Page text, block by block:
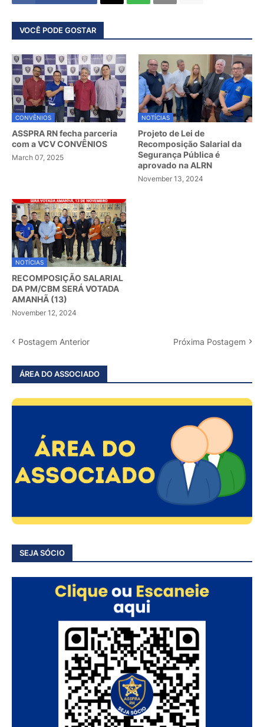
VOCÊ PODE GOSTAR
CONVÊNIOS
ASSPRA RN fecha parceria
com a VCV CONVÊNIOS
March 07, 2025
NOTÍCIAS
Projeto de Lei de
Recomposição Salarial da
Segurança Pública é
aprovado na ALRN
November 13, 2024
NOTÍCIAS
RECOMPOSIÇÃO SALARIAL
DA PM/CBM SERÁ VOTADA
AMANHÃ (13)
November 12, 2024
Postagem Anterior Próxima Postagem
ÁREA DO ASSOCIADO
SEJA SÓCIO